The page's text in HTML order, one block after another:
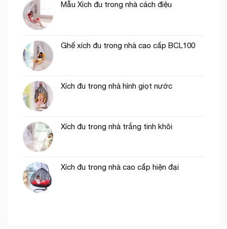
Mẫu Xích đu trong nhà cách điệu
Ghế xích đu trong nhà cao cấp BCL100
Xích đu trong nhà hình giọt nước
Xích đu trong nhà trắng tinh khôi
Xích đu trong nhà cao cấp hiện đại